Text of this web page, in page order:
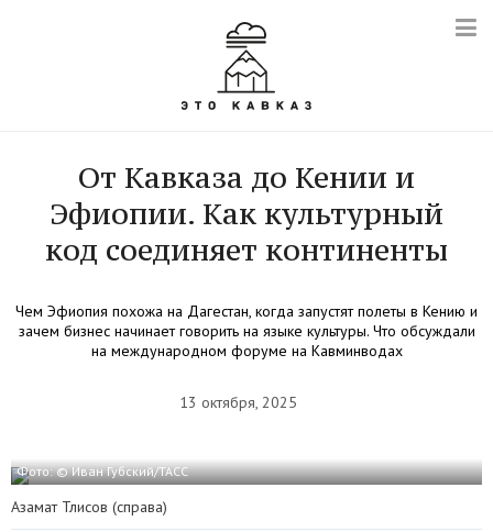
От Кавказа до Кении и
Эфиопии. Как культурный
код соединяет континенты
Чем Эфиопия похожа на Дагестан, когда запустят полеты в Кению и
зачем бизнес начинает говорить на языке культуры. Что обсуждали
на международном форуме на Кавминводах
13 октября, 2025
Фото: © Иван Губский/ТАСС
Азамат Тлисов (справа)